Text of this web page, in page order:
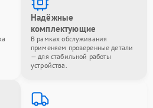
Надёжные
комплектующие
В рамках обслуживания
применяем проверенные детали
— для стабильной работы
устройства.